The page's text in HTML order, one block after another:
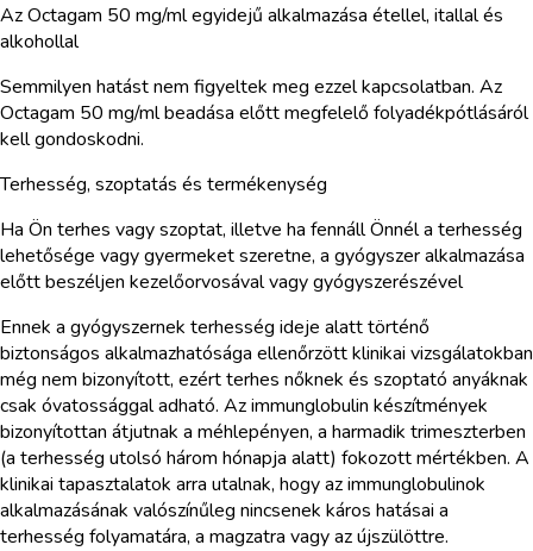
Az Octagam 50 mg/ml egyidejű alkalmazása étellel, itallal és
alkohollal
Semmilyen hatást nem figyeltek meg ezzel kapcsolatban. Az
Octagam 50 mg/ml beadása előtt megfelelő folyadékpótlásáról
kell gondoskodni.
Terhesség, szoptatás és termékenység
Ha Ön terhes vagy szoptat, illetve ha fennáll Önnél a terhesség
lehetősége vagy gyermeket szeretne, a gyógyszer alkalmazása
előtt beszéljen kezelőorvosával vagy gyógyszerészével
Ennek a gyógyszernek terhesség ideje alatt történő
biztonságos alkalmazhatósága ellenőrzött klinikai vizsgálatokban
még nem bizonyított, ezért terhes nőknek és szoptató anyáknak
csak óvatossággal adható. Az immunglobulin készítmények
bizonyítottan átjutnak a méhlepényen, a harmadik trimeszterben
(a terhesség utolsó három hónapja alatt) fokozott mértékben. A
klinikai tapasztalatok arra utalnak, hogy az immunglobulinok
alkalmazásának valószínűleg nincsenek káros hatásai a
terhesség folyamatára, a magzatra vagy az újszülöttre.